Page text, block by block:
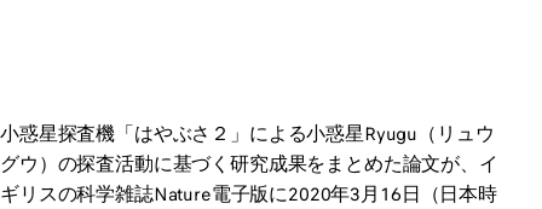
小惑星探査機「はやぶさ２」による小惑星Ryugu（リュウ
グウ）の探査活動に基づく研究成果をまとめた論文が、イ
ギリスの科学雑誌Nature電子版に2020年3月16日（日本時